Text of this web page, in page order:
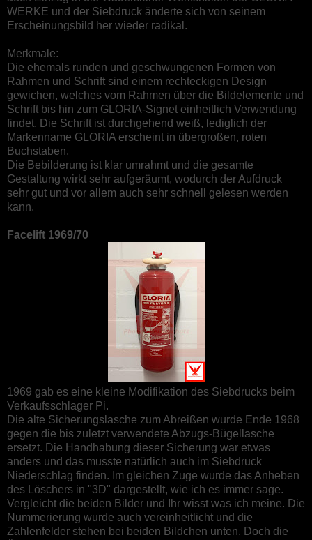
WERKE und der Siebdruck änderte sich von seinem
Erscheinungsbild her wieder radikal.
Merkmale:
Die ehemals runden und geschwungenen Formen von
Rahmen und Schrift sind einem rechteckigen Design
gewichen, welches vom Rahmen über die Bildelemente und
Schrift bis hin zum GLORIA-Signet einheitlich Verwendung
findet. Die Schrift ist durchgehend weiß, lediglich der
Markenname GLORIA erscheint in übergroßen, roten
Buchstaben.
Die Bebilderung ist klar umrahmt und die gesamte
Gestaltung wirkt sehr aufgeräumt, wodurch der Aufdruck
sehr gut und vor allem auch sehr schnell gelesen werden
kann.
Facelift 1969/70
1969 gab es eine kleine Modifikation des Siebdrucks beim
Verkaufsschlager Pi.
Die alte Sicherungslasche zum Abreißen wurde Ende 1968
gegen die bis zuletzt verwendete Abzugs-Bügellasche
ersetzt. Die Handhabung dieser Sicherung war etwas
anders und das musste natürlich auch im Siebdruck
Niederschlag finden. Im gleichen Zuge wurde das Anheben
des Löschers in "3D" dargestellt, wie ich es immer sage.
Vergleicht die beiden Bilder und Ihr wisst was ich meine. Die
Nummerierung wurde auch vereinheitlicht und die
Zahlenfelder stehen bei beiden Bildchen unten. Doch die